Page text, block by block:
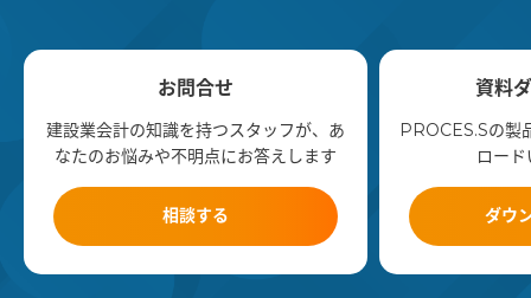
お問合せ
建設業会計の知識を持つスタッフが、あ
なたのお悩みや不明点にお答えします
相談する
資料
PROCES.Sの製
ロー
ダウ